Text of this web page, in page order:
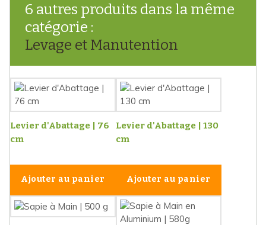
6 autres produits dans la même
catégorie :
Levage et Manutention
Levier d'Abattage | 76
cm
Ajouter au panier
Levier d'Abattage | 130
cm
Ajouter au panier